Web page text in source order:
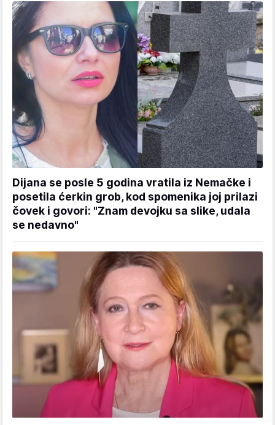
Dijana se posle 5 godina vratila iz Nemačke i
posetila ćerkin grob, kod spomenika joj prilazi
čovek i govori: "Znam devojku sa slike, udala
se nedavno"